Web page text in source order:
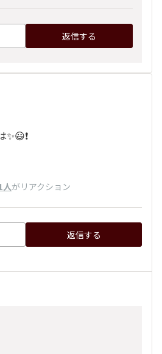
返信する
人がリアクション
返信する